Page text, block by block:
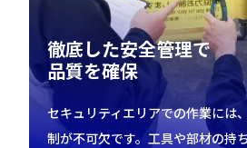
徹底した安全管理で
品質を確保
セキュリティエリアでの作業には
制が不可欠です。工具や部材の持